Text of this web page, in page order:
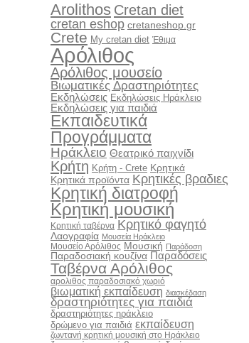
Arolithos Cretan diet
cretan eshop cretaneshop.gr
Crete My cretan diet Έθιμα
Αρόλιθος
Αρόλιθος μουσείο
Βιωματικές Δραστηριότητες
Εκδηλώσεις Εκδηλώσεις Ηράκλειο
Εκδηλώσεις για παιδιά
Εκπαιδευτικά
Προγράμματα
Ηράκλειο Θεατρικό παιχνίδι
Κρήτη Κρήτη - Crete Κρητικά
Κρητικά προϊόντα Κρητικές βραδιες
Κρητική διατροφή
Κρητική μουσική
Κρητική ταβέρνα Κρητικό φαγητό
Λαογραφία Μουσεία Ηράκλειο
Μουσείο Αρόλιθος Μουσική Παράδοση
Παραδοσιακή κουζίνα Παραδόσεις
Ταβέρνα Αρόλιθος
αρολιθος παραδοσιακό χωριό
βιωματική εκπαίδευση διασκέδαση
δραστηριότητες για παιδιά
δραστηριότητες ηράκλειο
δρώμενο για παιδιά εκπαίδευση
ζωντανή κρητική μουσική στο Ηράκλειο